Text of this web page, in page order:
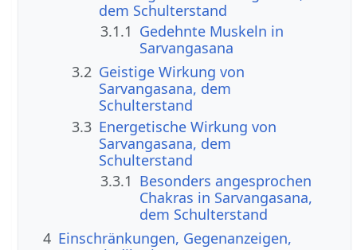
dem Schulterstand
3.1.1 Gedehnte Muskeln in
Sarvangasana
3.2 Geistige Wirkung von
Sarvangasana, dem
Schulterstand
3.3 Energetische Wirkung von
Sarvangasana, dem
Schulterstand
3.3.1 Besonders angesprochen
Chakras in Sarvangasana,
dem Schulterstand
4 Einschränkungen, Gegenanzeigen,